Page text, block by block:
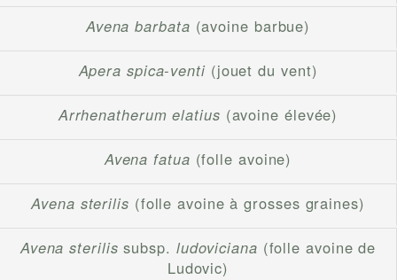
Avena barbata (avoine barbue)
Apera spica-venti(jouet du vent)
Arrhenatherum elatius (avoine élevée)
Avena fatua (folle avoine)
Avena sterilis (folle avoine à grosses graines)
Avena sterilis subsp. ludoviciana (folle avoine de
Ludovic)